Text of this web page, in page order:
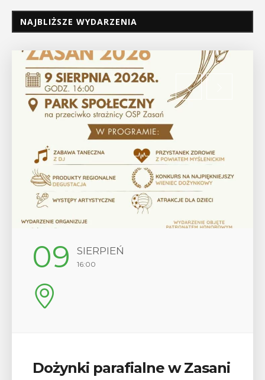
NAJBLIŻSZE WYDARZENIA
12 SIERPIEŃ
Wykład „Jak zdobyć